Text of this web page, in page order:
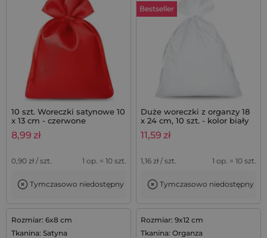
10 szt. Woreczki satynowe 10
x 13 cm - czerwone
8,99 zł
0,90 zł / szt. 1 op. = 10 szt.
Tymczasowo niedostępny
Bestseller
Duże woreczki z organzy 18
x 24 cm, 10 szt. - kolor biały
11,59 zł
1,16 zł / szt. 1 op. = 10 szt.
Tymczasowo niedostępny
Rozmiar: 6x8 cm
Tkanina: Satyna
Rozmiar: 9x12 cm
Tkanina: Organza